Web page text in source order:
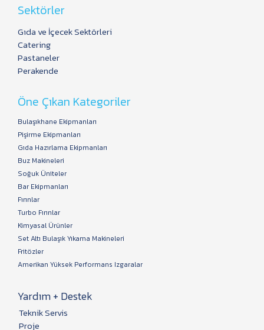
Sektörler
Gıda ve İçecek Sektörleri
Catering
Pastaneler
Perakende
Öne Çıkan Kategoriler
Bulaşıkhane Ekipmanları
Pişirme Ekipmanları
Gıda Hazırlama Ekipmanları
Buz Makineleri
Soğuk Üniteler
Bar Ekipmanları
Fırınlar
Turbo Fırınlar
Kimyasal Ürünler
Set Altı Bulaşık Yıkama Makineleri
Fritözler
Amerikan Yüksek Performans Izgaralar
Yardım + Destek
Teknik Servis
Proje